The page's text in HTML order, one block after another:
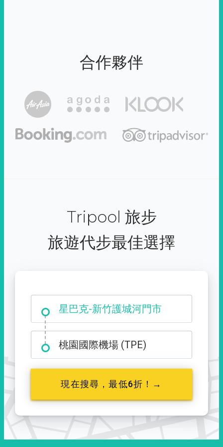
合作夥伴
Tripool 旅步
旅遊代步最佳選擇
大霸尖山登山口
桃園國際機場 (TPE)
現在搜尋，最低6折！→